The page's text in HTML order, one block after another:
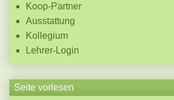
Koop-Partner
Ausstattung
Kollegium
Lehrer-Login
Seite vorlesen